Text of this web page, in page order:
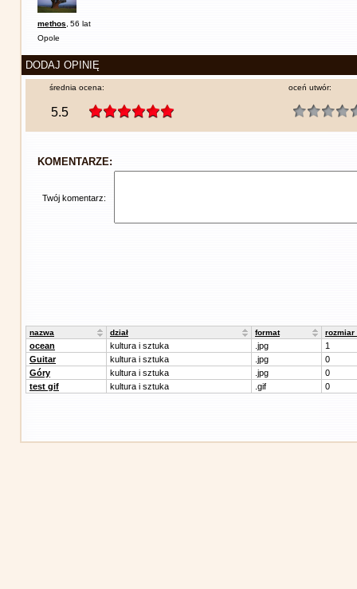
methos 56 lat
Opole
DODAJ OPINIĘ
średnia ocena:
5.5
oceń utwór:
KOMENTARZE:
Twój komentarz:
nazwa dział format rozmiar
ocean kultura i sztuka .jpg
1
Guitar
kultura i sztuka .jpg
0
Góry
kultura i sztuka .jpg
0
test gif
kultura i sztuka .gif 0